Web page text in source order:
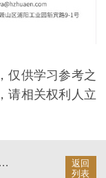
仅供学习参考之
请相关权利人立
返回
列表
优点,你知道吗【华恩】